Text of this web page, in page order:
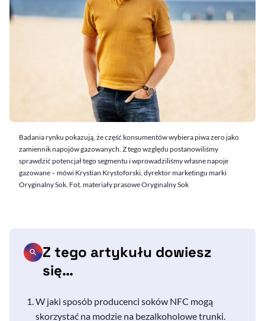
Badania rynku pokazują, że część konsumentów wybiera piwa zero jako
zamiennik napojów gazowanych. Z tego względu postanowiliśmy
sprawdzić potencjał tego segmentu i wprowadziliśmy własne napoje
gazowane – mówi Krystian Krystoforski, dyrektor marketingu marki
Oryginalny Sok. Fot. materiały prasowe Oryginalny Sok
Z tego artykułu dowiesz
się…
W jaki sposób producenci soków NFC mogą
skorzystać na modzie na bezalkoholowe trunki.